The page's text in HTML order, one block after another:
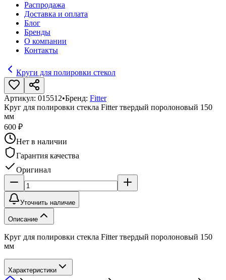
Распродажа
Доставка и оплата
Блог
Бренды
О компании
Контакты
Круги для полировки стекол
Артикул: 015512•Бренд: Fitter
Круг для полировки стекла Fitter твердый поролоновый 150
мм
600 ₽
Нет в наличии
Гарантия качества
Оригинал
Уточнить наличие
Описание
Круг для полировки стекла Fitter твердый поролоновый 150
мм
Характеристики